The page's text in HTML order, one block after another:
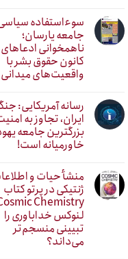
سوءاستفاده
جامعه یارسان؛
ناهمخوانی ادعاهای
کانون حقوق بشر با
واقعیت‌های میدانی
رسانه آمریکایی:
ایران، تجاوز به
بزرگترین جامعه
خاورمیانه است!
منشأ حیات و
ژنتیکی در پرتو کتاب
لنوکس خداباوری را
تبیینی منسجم‌تر
می‌داند؟